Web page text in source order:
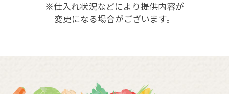
※仕入れ状況などにより提供内容が
変更になる場合がございます。